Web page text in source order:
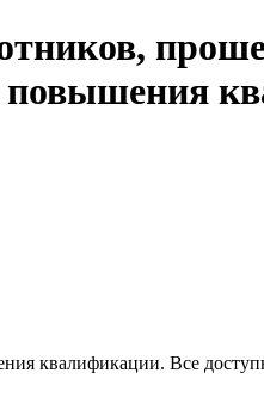
повышения
квалификации. Все